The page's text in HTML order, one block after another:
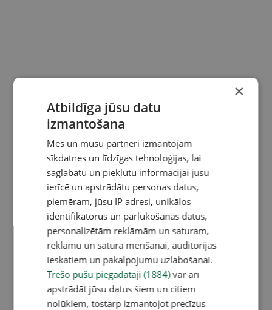
×
Atbildīga jūsu datu
izmantošana
Mēs un mūsu partneri izmantojam
sīkdatnes un līdzīgas tehnoloģijas, lai
saglabātu un piekļūtu informācijai jūsu
ierīcē un apstrādātu personas datus,
piemēram, jūsu IP adresi, unikālos
identifikatorus un pārlūkošanas datus,
personalizētām reklāmām un saturam,
reklāmu un satura mērīšanai, auditorijas
ieskatiem un pakalpojumu uzlabošanai.
Trešo pušu piegādātāji (1884)var arī
apstrādāt jūsu datus šiem un citiem
nolūkiem, tostarp izmantojot precīzus